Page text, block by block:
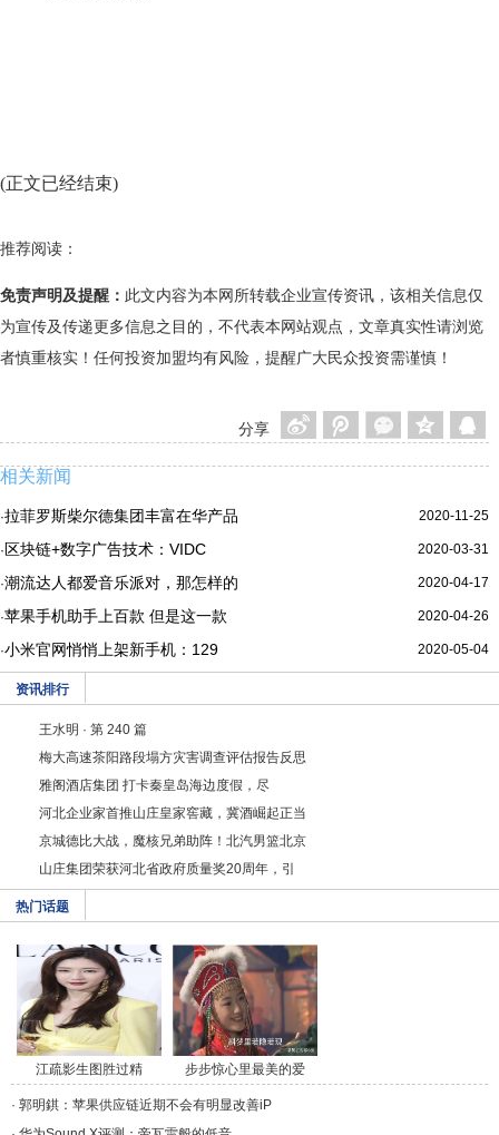
(正文已经结束)
推荐阅读：
免责声明及提醒： 此文内容为本网所转载企业宣传资讯，该相关信息仅
为宣传及传递更多信息之目的，不代表本网站观点，文章真实性请浏览
者慎重核实！任何投资加盟均有风险，提醒广大民众投资需谨慎！
分享
相关新闻
2020-11-25
·拉菲罗斯柴尔德集团丰富在华产品
2020-03-31
· 区块链+数字广告技术：VIDC
2020-04-17
·潮流达人都爱音乐派对，那怎样的
2020-04-26
·苹果手机助手上百款 但是这一款
2020-05-04
·小米官网悄悄上架新手机：129
资讯排行
王水明 · 第 240 篇
梅大高速茶阳路段塌方灾害调查评估报告反思
雅阁酒店集团 打卡秦皇岛海边度假，尽
河北企业家首推山庄皇家窖藏，冀酒崛起正当
京城德比大战，魔核兄弟助阵！北汽男篮北京
山庄集团荣获河北省政府质量奖20周年，引
热门话题
江疏影生图胜过精
修，/a>
步步惊心里最美的爱
情/a>
· 郭明錤：苹果供应链近期不会有明显改善iP